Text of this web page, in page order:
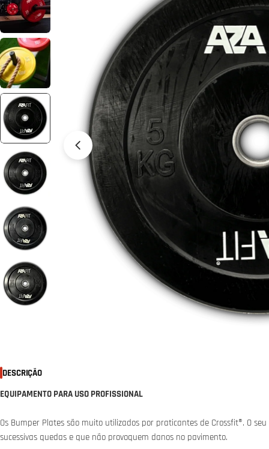
Abrir media 4 em modal
DESCRIÇÃO
EQUIPAMENTO PARA USO PROFISSIONAL
Os Bumper Plates são muito utilizados por praticantes de Crossfit®. O
sucessivas quedas e que não provoquem danos no pavimento.